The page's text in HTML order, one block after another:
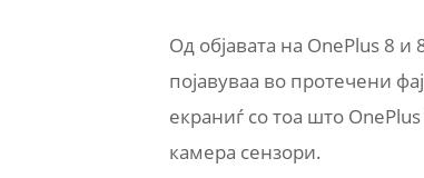
Од објавата на OnePlus 8
појавуваа во протечени
екраниѓ со тоа што
камера сензори.